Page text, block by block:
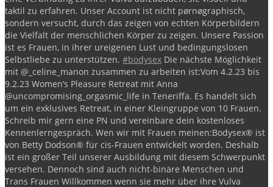
taktil zu erfahren. Unser Account ist nicht pørnøgraphisch,
sondern versucht, durch das zeigen von echten Körperbildern
die Vielfalt der menschlichen Körper zu zeigen. Unsere Passion
ist es Frauen, in ihrer ureigenen Lust und bedingungslosen
Selbstliebe zu unterstützen. #bodysex Die nächste Möglichkeit
mit @_celine_manon zusammen zu arbeiten ist:Vom 4.2.23 bis
9.2.23 Women‘s Pleasure Retreat mit Anna
@uncompromising_orgasmic_life in Teneriffa. Es handelt sich
um ein exklusives Retreat, in einer Kleingruppe von 10 Frauen.
Schreib mir gern eine PN und vereinbare dein kostenloses
Kennenlerngespräch. Wen wir mit Frauen meinen:Bodysex®️ ist
von Betty Dodson®️ für cis-Frauen entwickelt worden. Deshalb
ist ein großer Teil unserer Ausbildung mit diesem Schwerpunkt
versehen. Dennoch sind auch nicht-binäre Menschen und
Trans Frauen Willkommen wenn sie mehr über ihre Vulva